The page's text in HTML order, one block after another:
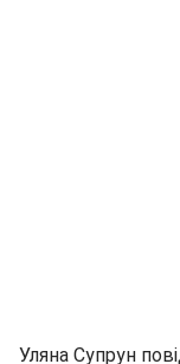
Уляна Супрун